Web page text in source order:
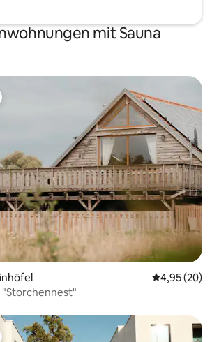
mit Sauna
4,95 (20)